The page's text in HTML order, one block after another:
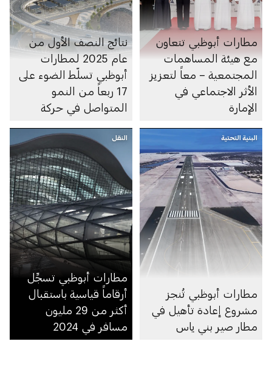
مطارات أبوظبي تتعاون
مع هيئة المساهمات
المجتمعية – معاً لتعزيز
الأثر الاجتماعي في
الإمارة
نتائج النصف الأول من
عام 2025 لمطارات
أبوظبي تسلّط الضوء على
17 ربعاً من النمو
المتواصل في حركة
البنية التحتية
مطارات أبوظبي تُنجز
مشروع إعادة تأهيل في
مطار صير بني ياس
النقل
مطارات أبوظبي تسجِّل
أرقاماً قياسية باستقبال
أكثر من 29 مليون
مسافر في 2024